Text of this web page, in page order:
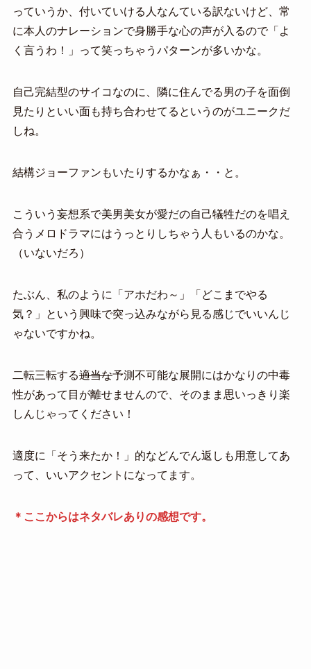
っていうか、付いていける人なんている訳ないけど、常
に本人のナレーションで身勝手な心の声が入るので「よ
く言うわ！」って笑っちゃうパターンが多いかな。
自己完結型のサイコなのに、隣に住んでる男の子を面倒
見たりといい面も持ち合わせてるというのがユニークだ
しね。
結構ジョーファンもいたりするかなぁ・・と。
こういう妄想系で美男美女が愛だの自己犠牲だのを唱え
合うメロドラマにはうっとりしちゃう人もいるのかな。
（いないだろ）
たぶん、私のように「アホだわ～」「どこまでやる
気？」という興味で突っ込みながら見る感じでいいんじ
ゃないですかね。
二転三転する適当な予測不可能な展開にはかなりの中毒
性があって目が離せませんので、そのまま思いっきり楽
しんじゃってください！
適度に「そう来たか！」的などんでん返しも用意してあ
って、いいアクセントになってます。
＊ここからはネタバレありの感想です。